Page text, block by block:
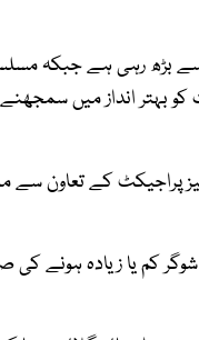
بڑھ رہی ہے جبکہ
کو بہتر انداز میں
پراجیکٹ کے تعاون
شوگر کم یا زیادہ ہونے